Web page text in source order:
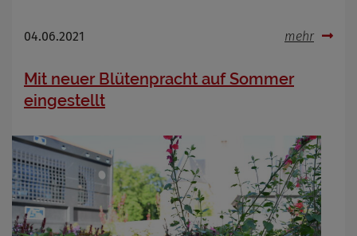
04.06.2021 mehr
Mit neuer Blütenpracht auf Sommer
eingestellt